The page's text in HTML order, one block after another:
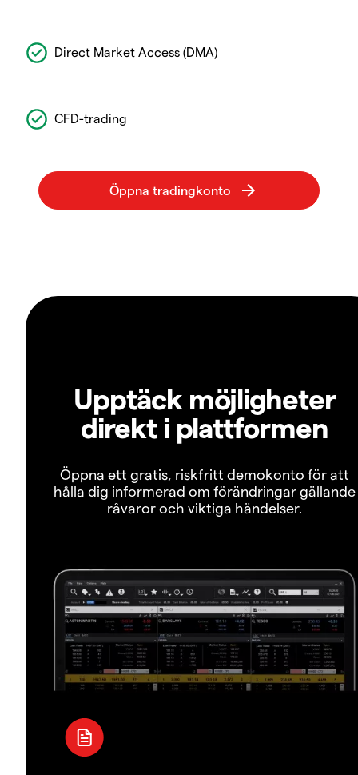
Direct Market Access (DMA)
CFD-trading
Upptäck möjligheter
direkt i plattformen
Öppna ett gratis, riskfritt demokonto för att
hålla dig informerad om förändringar gällande
råvaror och viktiga händelser.